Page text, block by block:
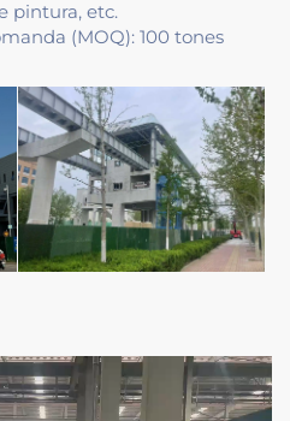
pintura, etc.
(MOQ): 100 tones